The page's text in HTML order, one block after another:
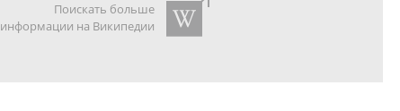
Поискать больше
информации на Википедии